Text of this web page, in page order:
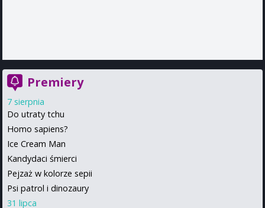
Premiery
7 sierpnia
Do utraty tchu
Homo sapiens?
Ice Cream Man
Kandydaci śmierci
Pejzaż w kolorze sepii
Psi patrol i dinozaury
31 lipca